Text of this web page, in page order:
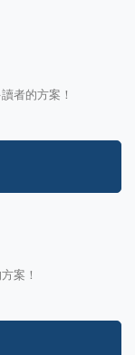
者的方案！
案！